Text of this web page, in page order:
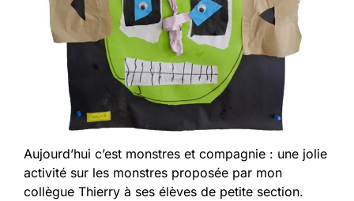
Aujourd’hui c’est monstres et compagnie : une jolie
activité sur les monstres proposée par mon
collègue Thierry à ses élèves de petite section.